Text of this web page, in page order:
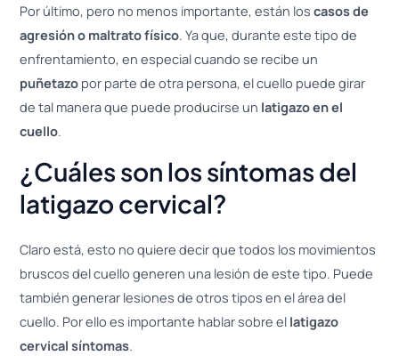
Por último, pero no menos importante, están loscasos de
agresión o maltrato físico. Ya que, durante este tipo de
enfrentamiento, en especial cuando se recibe un
puñetazo por parte de otra persona, el cuello puede girar
de tal manera que puede producirse un latigazo en el
cuello.
¿Cuáles son los síntomas del
latigazo cervical?
Claro está, esto no quiere decir que todos los movimientos
bruscos del cuello generen una lesión de este tipo. Puede
también generar lesiones de otros tipos en el área del
cuello. Por ello es importante hablar sobre el latigazo
cervical síntomas.